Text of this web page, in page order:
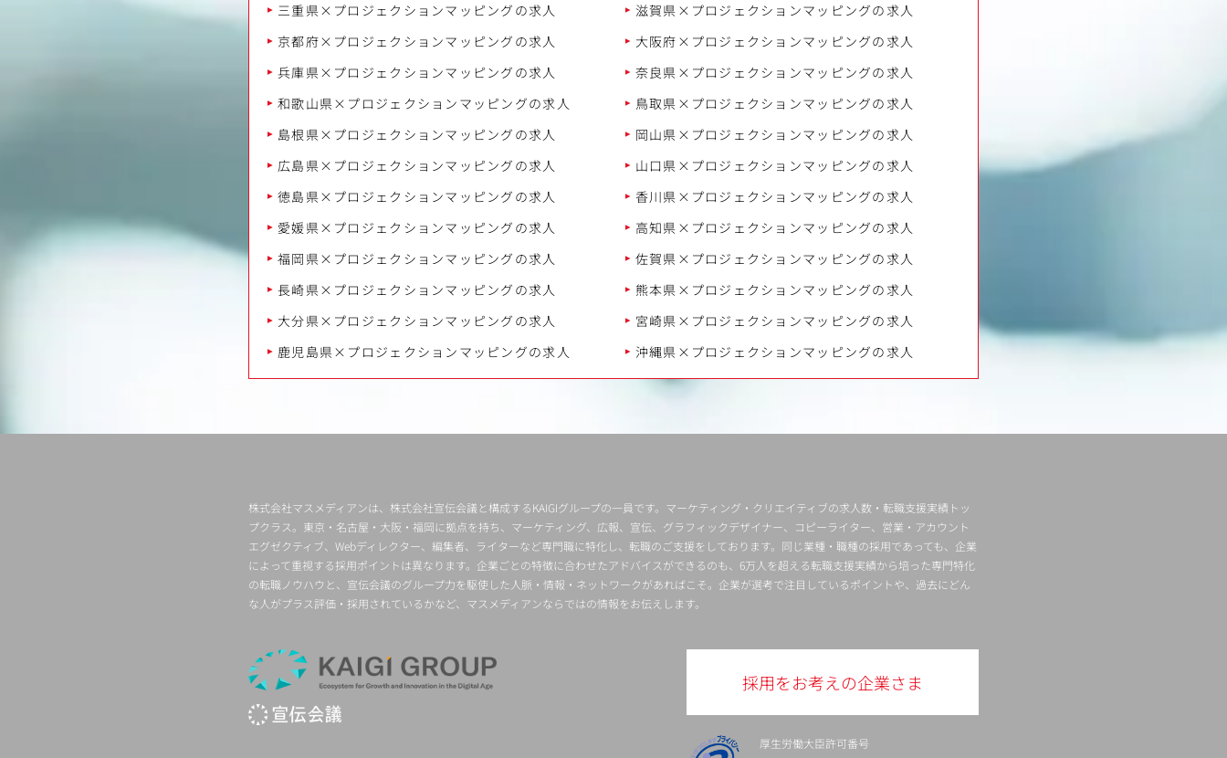
三重県×プロジェクションマッピングの求人
滋賀県×プロジェクションマッピングの求人
京都府×プロジェクションマッピングの求人
大阪府×プロジェクションマッピングの求人
兵庫県×プロジェクションマッピングの求人
奈良県×プロジェクションマッピングの求人
和歌山県×プロジェクションマッピングの求人
鳥取県×プロジェクションマッピングの求人
島根県×プロジェクションマッピングの求人
岡山県×プロジェクションマッピングの求人
広島県×プロジェクションマッピングの求人
山口県×プロジェクションマッピングの求人
徳島県×プロジェクションマッピングの求人
香川県×プロジェクションマッピングの求人
愛媛県×プロジェクションマッピングの求人
高知県×プロジェクションマッピングの求人
福岡県×プロジェクションマッピングの求人
佐賀県×プロジェクションマッピングの求人
長崎県×プロジェクションマッピングの求人
熊本県×プロジェクションマッピングの求人
大分県×プロジェクションマッピングの求人
宮崎県×プロジェクションマッピングの求人
鹿児島県×プロジェクションマッピングの求人
沖縄県×プロジェクションマッピングの求人
株式会社マスメディアンは、株式会社宣伝会議と構成するKAIGIグループの一員です。マーケティング・クリエイティブの求人数・転職支援実績トッ
プクラス。東京・名古屋・大阪・福岡に拠点を持ち、マーケティング、広報、宣伝、グラフィックデザイナー、コピーライター、営業・アカウント
エグゼクティブ、Webディレクター、編集者、ライターなど専門職に特化し、転職のご支援をしております。同じ業種・職種の採用であっても、企業
によって重視する採用ポイントは異なります。企業ごとの特徴に合わせたアドバイスができるのも、6万人を超える転職支援実績から培った専門特化
の転職ノウハウと、宣伝会議のグループ力を駆使した人脈・情報・ネットワークがあればこそ。企業が選考で注目しているポイントや、過去にどん
な人がプラス評価・採用されているかなど、マスメディアンならではの情報をお伝えします。
採用をお考えの企業さま
厚生労働大臣許可番号